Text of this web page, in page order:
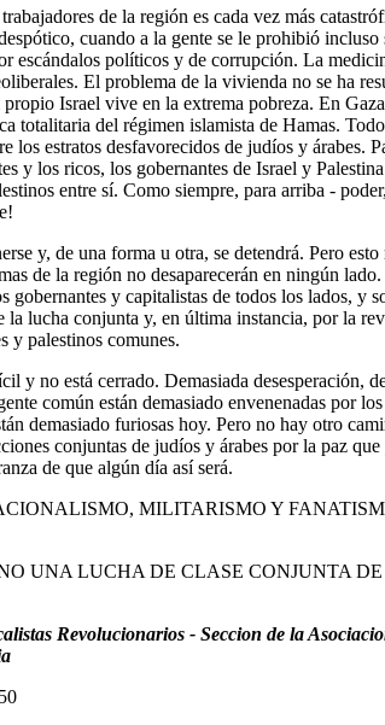
de la región es cada vez más
cuando a la gente se le prohibió incluso
escándalos políticos y de corrupción. La
El problema de la vivienda no se ha
Israel vive en la extrema pobreza. En
totalitaria del régimen islamista de Hamas.
los estratos desfavorecidos de judíos y árabes.
y los ricos, los gobernantes de Israel y
entre sí. Como siempre, para arriba -
y, de una forma u otra, se detendrá. Pero
de la región no desaparecerán en ningún
gobernantes y capitalistas de todos los lados, y
la lucha conjunta y, en última instancia, por la
y palestinos comunes.
y no está cerrado. Demasiada desesperación,
común están demasiado envenenadas por
demasiado furiosas hoy. Pero no hay otro
conjuntas de judíos y árabes por la paz
de que algún día así será.
MILITARISMO Y
UNA LUCHA DE CLASE CONJUNTA
Revolucionarios - Seccion de la